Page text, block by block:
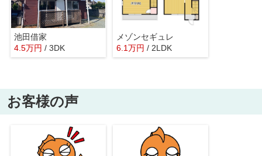
池田借家
4.5万円 / 3DK
メゾンセギュレ
6.1万円 / 2LDK
お客様の声